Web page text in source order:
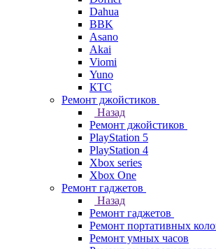
Dahua
BBK
Asano
Akai
Viomi
Yuno
КТС
Ремонт джойстиков
Назад
Ремонт джойстиков
PlayStation 5
PlayStation 4
Xbox series
Xbox One
Ремонт гаджетов
Назад
Ремонт гаджетов
Ремонт портативных
Ремонт умных часов